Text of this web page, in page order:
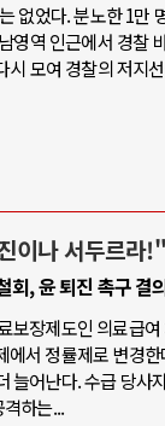
없었다. 분노한 1만
영역 인근에서 경찰
모여 경찰의 저지
이나 서두르라!"
회, 윤 퇴진 촉구 결
보장제도인 의료급
서 정률제로 변경
늘어난다. 수급 당사
하는...